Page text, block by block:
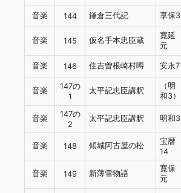
音楽 144 鎌倉三代記 享保3
音楽 145 仮名手本忠臣蔵
寛延
元
音楽 146 住吉曽根崎村噂 安永7
音楽
147の
1
太平記忠臣講釈
（明
和3）
音楽
147の
2
太平記忠臣講釈 明和3
音楽 148 傾城阿古屋の松
宝暦
14
音楽 149 新薄雪物語
寛保
元